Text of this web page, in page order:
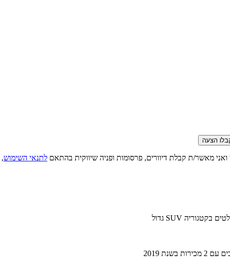
הצעה
מאשר/ת קבלת דיוורים, פרסומות ופניה שיווקית בהתאם לתנאי השימוש,